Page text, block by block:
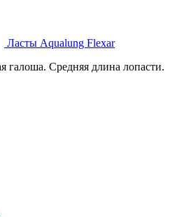
Ласты Aqualung Flexar
галоша. Средняя длина лопасти.